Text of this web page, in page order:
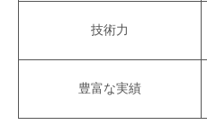
技術力
豊富な実績